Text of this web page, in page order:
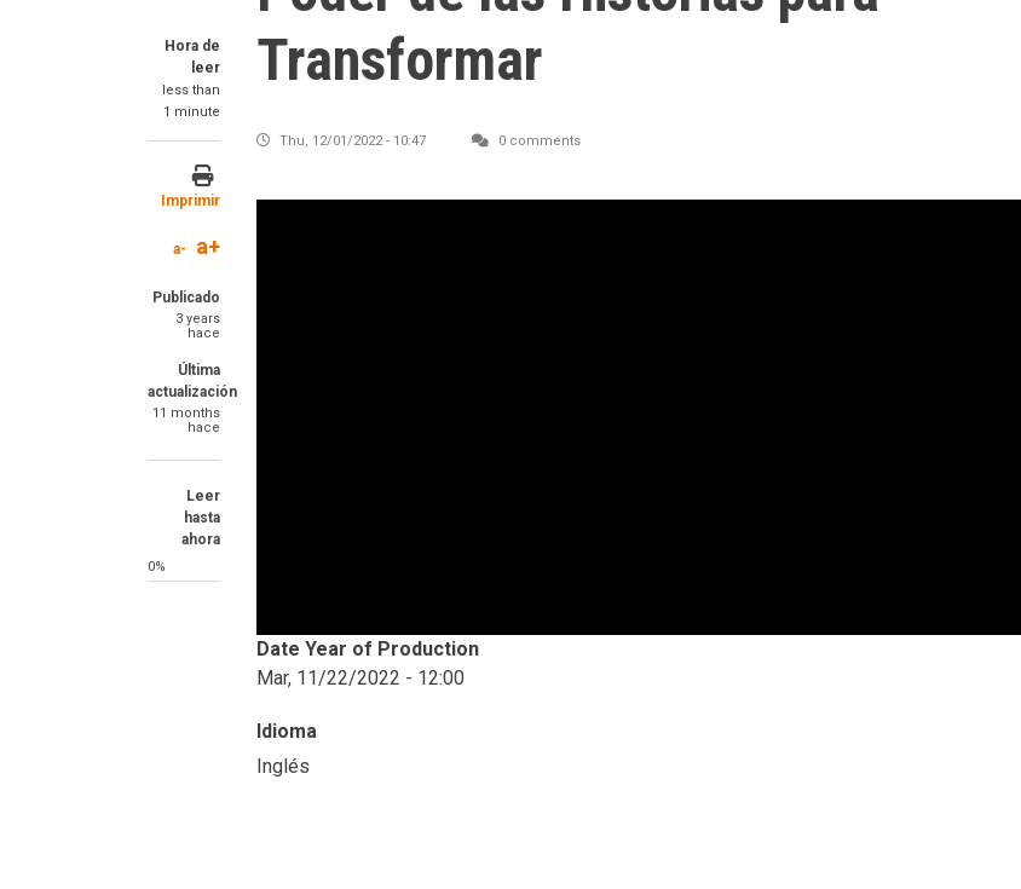
Hora de
leer
less than
1 minute
Imprimir
a- a+
Publicado
3 years
hace
Última
actualización
11 months
hace
Leer
hasta
ahora
0%
Transformar
Thu, 12/01/2022 - 10:47 0 comments
Date Year of Production
Mar, 11/22/2022 - 12:00
Idioma
Inglés